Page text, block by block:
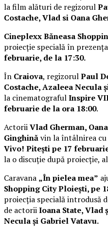
la film alături de regizorul
Costache, Vlad si Oana
Cineplexx Băneasa
proiecție specială în
februarie, de la 17:30.
În Craiova, regizorulPaul
Costache, Azaleea Necula
la cinematografulInspire
februarie de la ora 18:00.
ActoriiVlad Gherman,
Ginghinăvin la întâlnirea
Vivo! Pitești pe 17
la o discuție după proiecție,
Caravana „În pielea mea”
Shopping City Ploiești, pe
proiecția specială introdusă
de actoriiIoana State, Vlad
Necula și Gabriel Vatavu.